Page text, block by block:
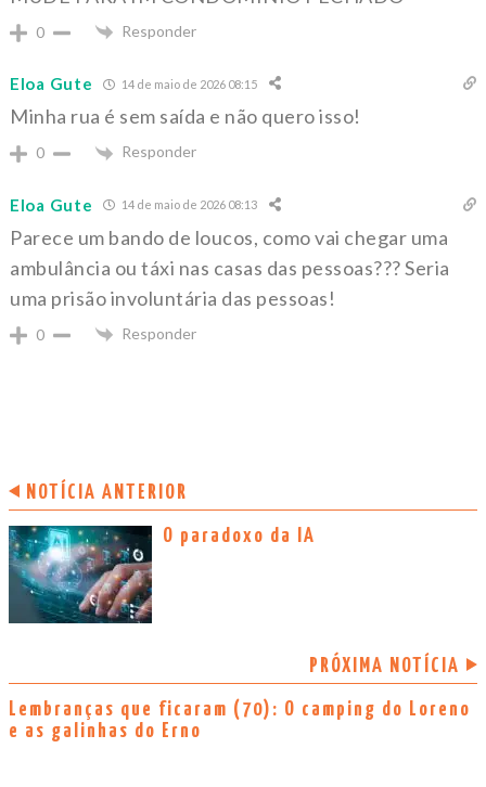
0 Responder
Eloa Gute 14 de maio de 2026 08:15
Minha rua é sem saída e não quero isso!
0 Responder
Eloa Gute 14 de maio de 2026 08:13
Parece um bando de loucos, como vai chegar uma
ambulância ou táxi nas casas das pessoas??? Seria
uma prisão involuntária das pessoas!
0 Responder
NOTÍCIA ANTERIOR
O paradoxo da IA
PRÓXIMA NOTÍCIA
Lembranças que ficaram (70): O camping do Loreno
e as galinhas do Erno